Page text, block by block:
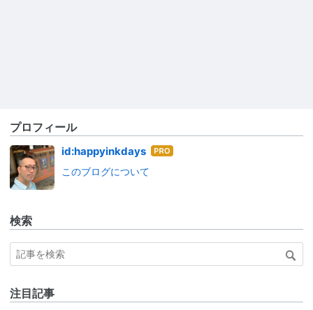
プロフィール
id:happyinkdays はて
このブログについて
検索
注目記事